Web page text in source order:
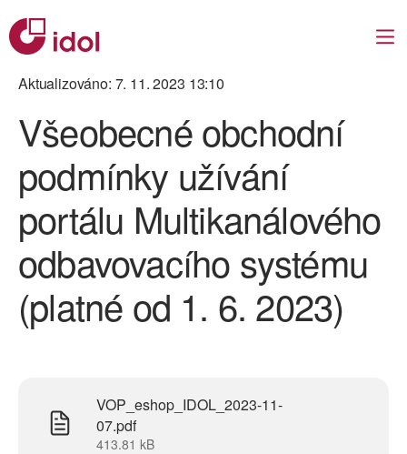
Aktualizováno: 7. 11. 2023 13:10
Všeobecné obchodní
podmínky užívání
portálu Multikanálového
odbavovacího systému
(platné od 1. 6. 2023)
VOP_eshop_IDOL_2023-11-
07.pdf
413.81 kB